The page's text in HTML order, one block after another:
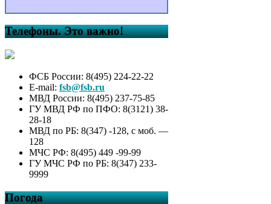
Телефоны. Это важно!
ФСБ России: 8(495) 224-22-22
E-mail: fsb@fsb.ru
МВД России: 8(495) 237-75-85
ГУ МВД РФ по ПФО: 8(3121) 38-
28-18
МВД по РБ: 8(347) -128, с моб. —
128
МЧС РФ: 8(495) 449 -99-99
ГУ МЧС РФ по РБ: 8(347) 233-
9999
Погода